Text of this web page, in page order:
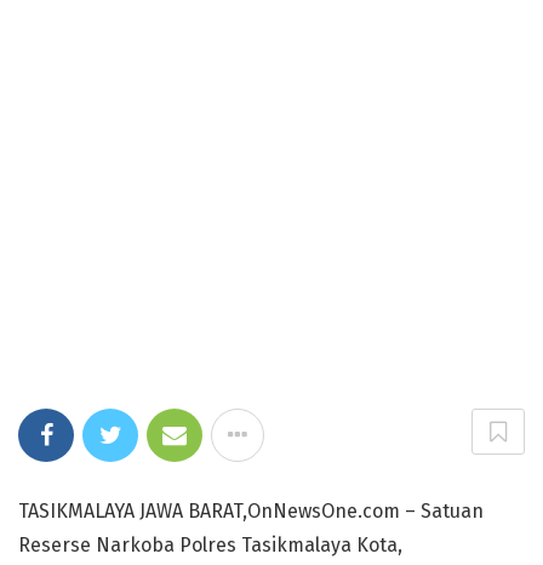
TASIKMALAYA JAWA BARAT,OnNewsOne.com – Satuan
Reserse Narkoba Polres Tasikmalaya Kota,